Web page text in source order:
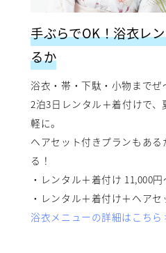
手ぶらでOK！浴衣レ
るか
浴衣・帯・下駄・小物まで
2泊3日レンタル＋着付けで
軽に。
ヘアセット付きプランもあ
る！
・レンタル＋着付け 11,000円
・レンタル＋着付け＋ヘアセ
浴衣メニューの詳細はこちら